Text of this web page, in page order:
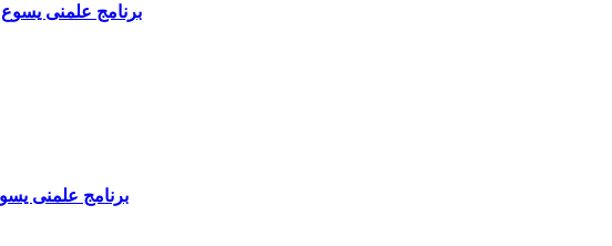
برنامج علمنى يسوع مع
برنامج علمنى يسوع مع